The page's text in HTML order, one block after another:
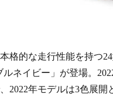
格的な走行性能を持つ
ルネイビー」が登場。
2022年モデルは3色展開